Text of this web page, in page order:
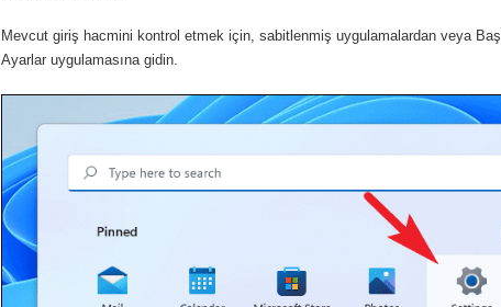
Mevcut giriş hacmini kontrol etmek için, sabitlenmiş uygulamalardan veya
Ayarlar uygulamasına gidin.